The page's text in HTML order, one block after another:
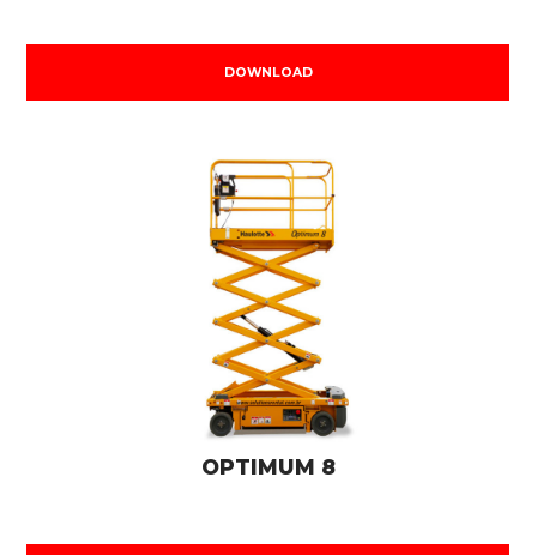
DOWNLOAD
OPTIMUM 8